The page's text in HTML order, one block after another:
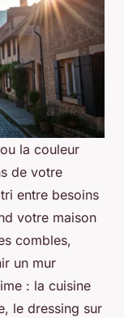
la couleur
de votre
entre besoins
votre maison
combles,
un mur
: la cuisine
le dressing sur